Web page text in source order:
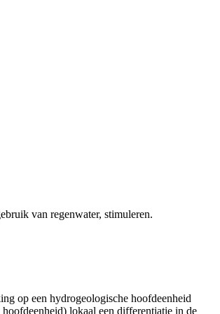
van regenwater, stimuleren.
op een hydrogeologische hoofdeenheid
lokaal een differentiatie in de